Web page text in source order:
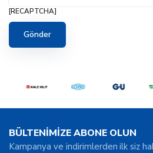
[RECAPTCHA]
BÜLTENİMİZE ABONE OLUN
Kampanya ve indirimlerden ilk siz